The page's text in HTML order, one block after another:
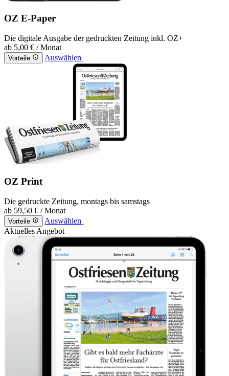
OZ E-Paper
Die digitale Ausgabe der gedruckten Zeitung inkl. OZ+
ab 5,00 € / Monat
Vorteile Auswählen
OZ Print
Die gedruckte Zeitung, montags bis samstags
ab 59,50 € / Monat
Vorteile
Auswählen
Aktuelles Angebot